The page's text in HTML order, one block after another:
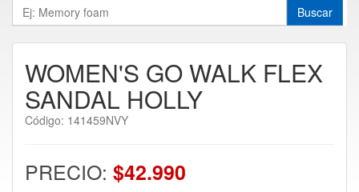
Buscar
WOMEN'S GO WALK FLEX
SANDAL HOLLY
Código: 141459NVY
PRECIO: $42.990